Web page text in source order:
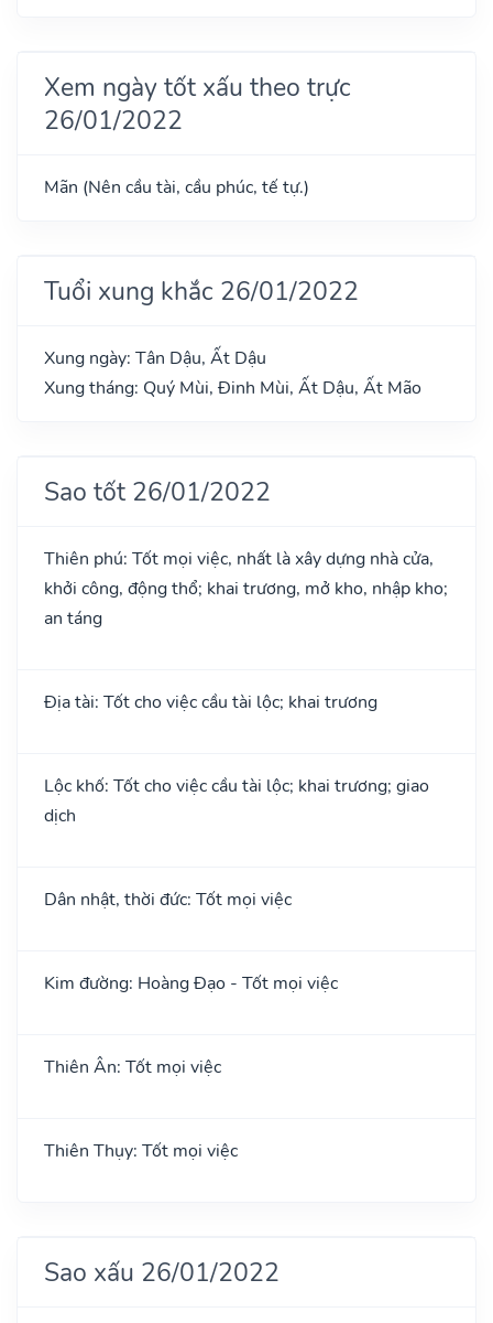
Xem ngày tốt xấu theo trực
26/01/2022
Mãn (Nên cầu tài, cầu phúc, tế tự.)
Tuổi xung khắc 26/01/2022
Xung ngày: Tân Dậu, Ất Dậu
Xung tháng: Quý Mùi, Đinh Mùi, Ất Dậu, Ất Mão
Sao tốt 26/01/2022
Thiên phú: Tốt mọi việc, nhất là xây dựng nhà cửa,
khởi công, động thổ; khai trương, mở kho, nhập kho;
an táng
Địa tài: Tốt cho việc cầu tài lộc; khai trương
Lộc khố: Tốt cho việc cầu tài lộc; khai trương; giao
dịch
Dân nhật, thời đức: Tốt mọi việc
Kim đường: Hoàng Đạo - Tốt mọi việc
Thiên Ân: Tốt mọi việc
Thiên Thụy: Tốt mọi việc
Sao xấu 26/01/2022